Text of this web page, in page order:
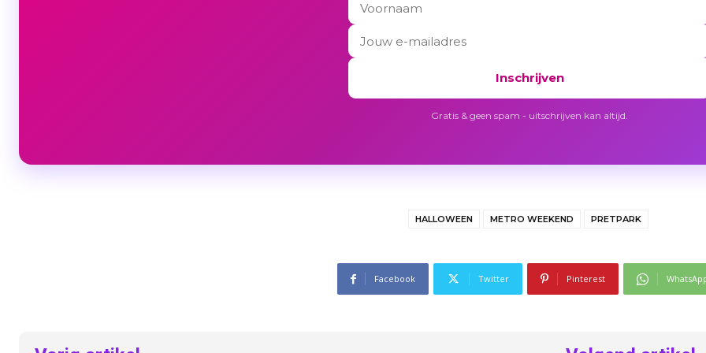
Inschrijven
Gratis & geen spam - uitschrijven kan altijd.
HALLOWEEN METRO WEEKEND PRETPARK
Facebook Twitter Pinterest